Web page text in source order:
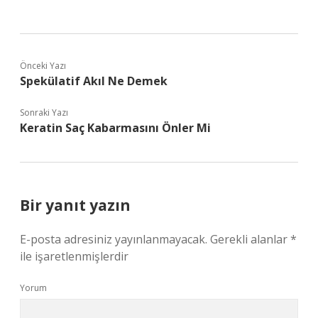
Önceki Yazı
Spekülatif Akıl Ne Demek
Sonraki Yazı
Keratin Saç Kabarmasını Önler Mi
Bir yanıt yazın
E-posta adresiniz yayınlanmayacak. Gerekli alanlar*
ile işaretlenmişlerdir
Yorum